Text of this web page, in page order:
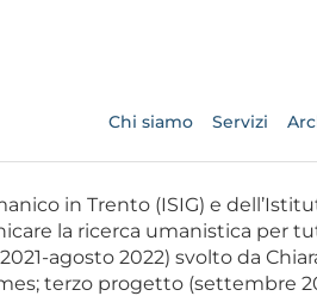
Chi siamo Servizi
in Trento (ISIG) e
la ricerca umanistica per
agosto 2022) svolto da
terzo progetto (settembre